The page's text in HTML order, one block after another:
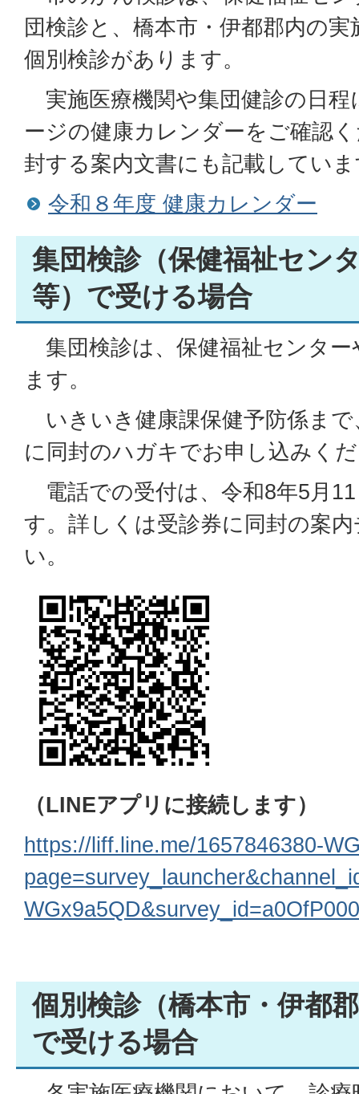
団検診と、橋本市・伊都郡内の
個別検診があります。
実施医療機関や集団健診の日程
ージの健康カレンダーをご確認
封する案内文書にも記載してい
令和８年度 健康カレンダー
集団検診（保健福祉セン
等）で受ける場合
集団検診は、保健福祉センター
ます。
いきいき健康課保健予防係ま
に同封のハガキでお申し込みく
電話での受付は、令和8年5月
す。詳しくは受診券に同封の案
い。
（LINEアプリに接続します）
https://liff.line.me/1657846380-
個別検診（橋本市・伊都
で受ける場合